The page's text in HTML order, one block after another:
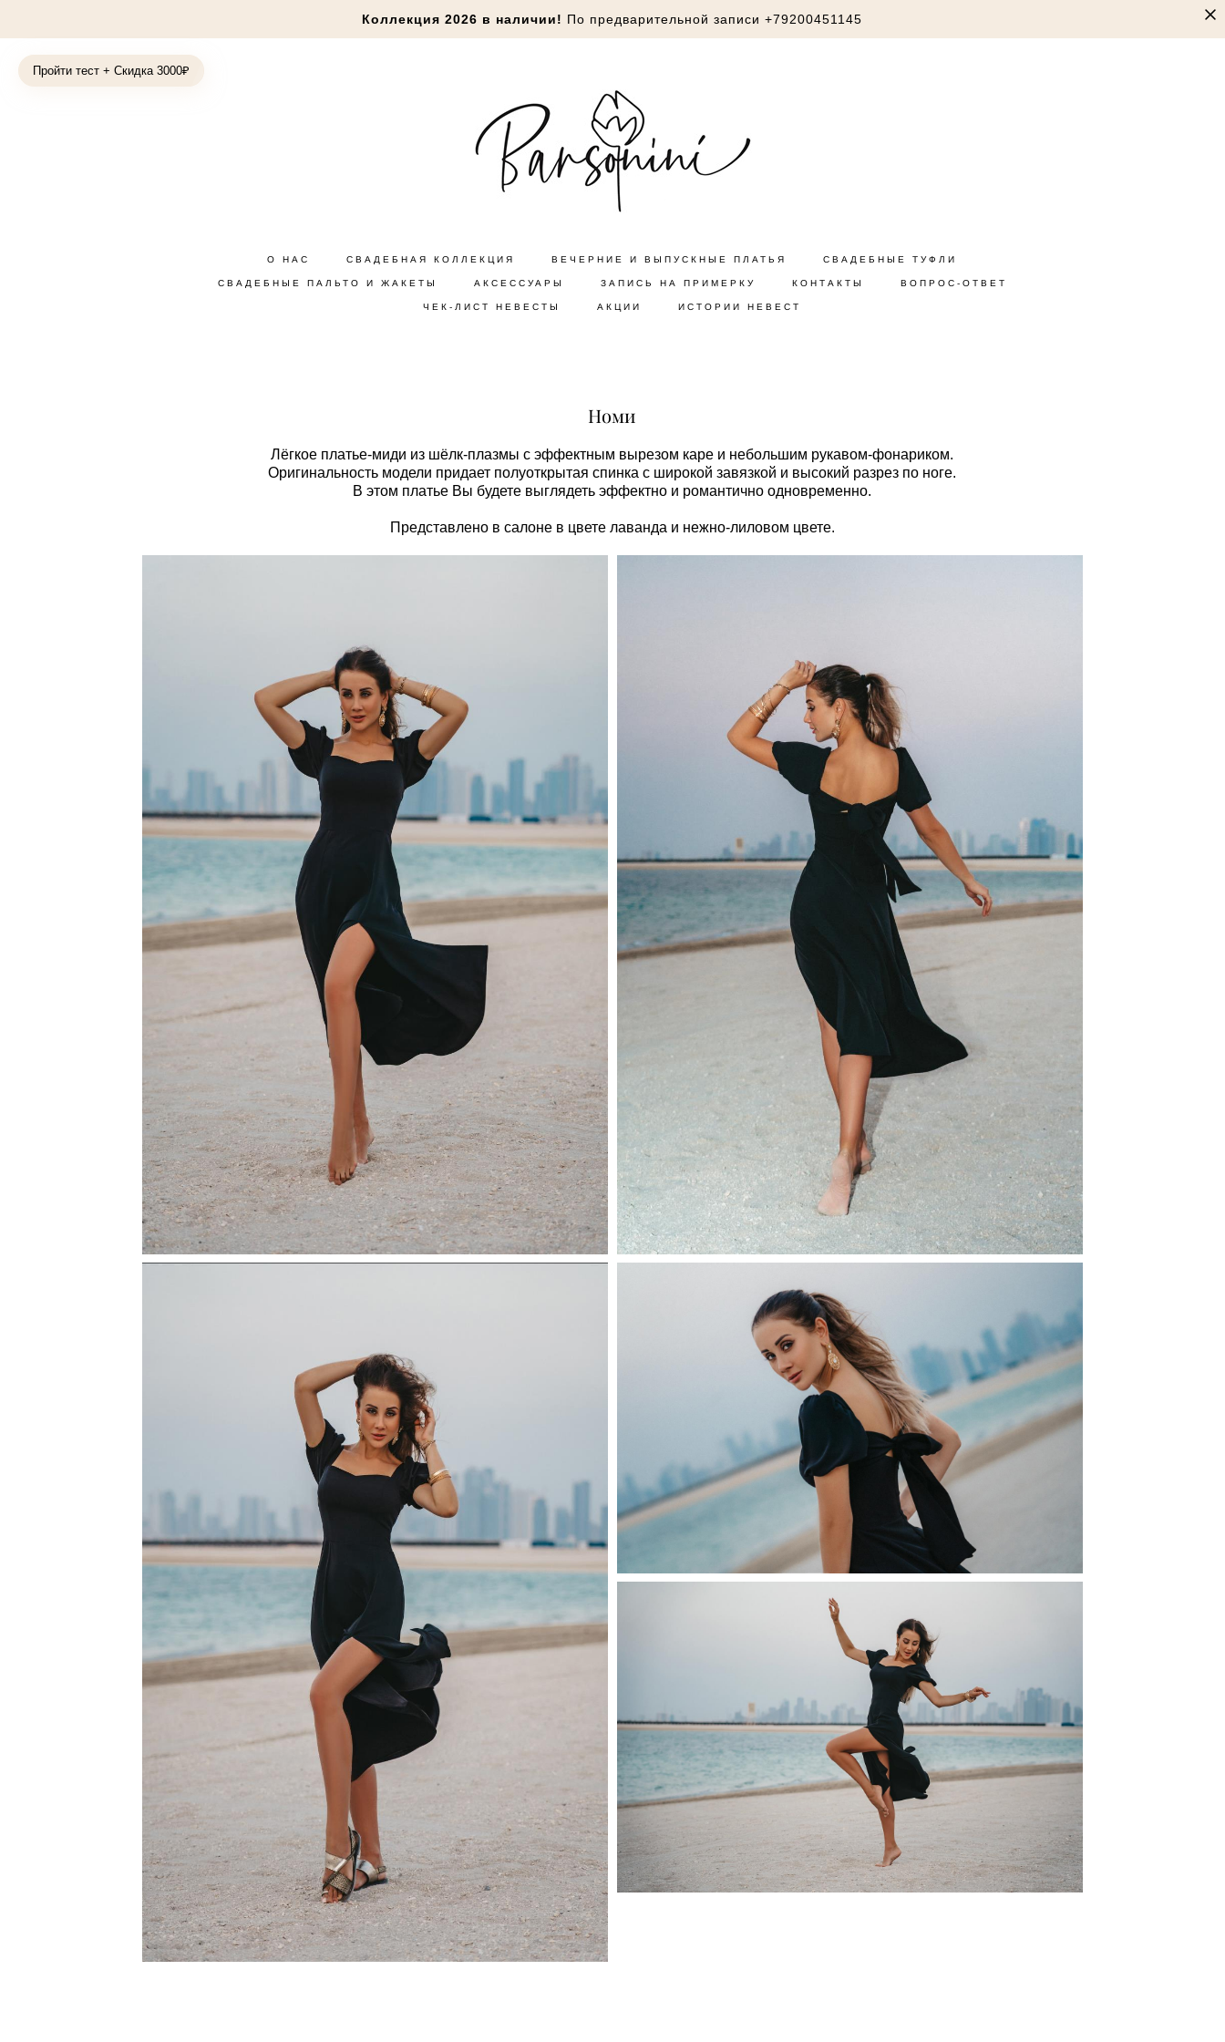
Пройти тест + Скидка 3000₽
Коллекция 2026 в наличии! По предварительной записи +79200451145
О НАС СВАДЕБНАЯ КОЛЛЕКЦИЯ ВЕЧЕРНИЕ И ВЫПУСКНЫЕ ПЛАТЬЯ СВАДЕБНЫЕ ТУФЛИ
СВАДЕБНЫЕ ПАЛЬТО И ЖАКЕТЫ АКСЕССУАРЫ ЗАПИСЬ НА ПРИМЕРКУ КОНТАКТЫ ВОПРОС-ОТВЕТ
ЧЕК-ЛИСТ НЕВЕСТЫ АКЦИИ ИСТОРИИ НЕВЕСТ
Номи
Лёгкое платье-миди из шёлк-плазмы с эффектным вырезом каре и небольшим рукавом-фонариком.
Оригинальность модели придает полуоткрытая спинка с широкой завязкой и высокий разрез по ноге.
В этом платье Вы будете выглядеть эффектно и романтично одновременно.
Представлено в салоне в цвете лаванда и нежно-лиловом цвете.